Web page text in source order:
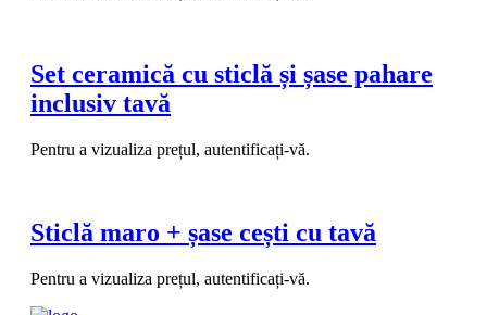
Set ceramică cu sticlă și șase pahare
inclusiv tavă
Pentru a vizualiza prețul, autentificați-vă.
Sticlă maro + șase cești cu tavă
Pentru a vizualiza prețul, autentificați-vă.